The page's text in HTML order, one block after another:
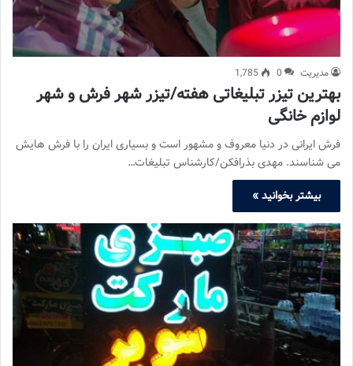
مدیریت 0
1,785
بهترین تیزر تبلیغاتی هفته/تیزر شهر فرش و شهر
لوازم خانگی
فرش ایرانی در دنیا معروف و مشهور است و بسیاری ایران را با فرش هایش
می شناسند. مهدی بذرافکن/کارشناس تبلیغات…
بیشتر بخوانید »